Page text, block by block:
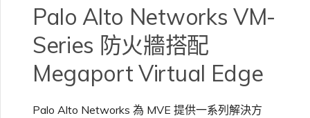
設定 Megaport 帳戶 強制多重身分驗證
設定單一登入
Megaport Portal 儀表板
使用 Megaport 解決方案實
現 MPLS 網路現代化
Megaport API 管理連線
IPsec
雲端原生 VPN 加密
訂購本地迴路
Port 備援
遷移 VXC
設定服務金鑰
阿里雲專線接入
AWS Direct Connect
MCR 阿里雲 MCR 連線
AWS Direct Connect
Aviatrix
Cisco SD-WAN
MCR 備援
建立 MCR
路由彙總
設定 BGP 進階設定
規劃部署
建立 MVE
建立 MVE
建立 VXC
建立 MVE 手動建立 MVE
建立 VXC
建立 MVE
建立 VXC
規劃部署
建立 MVE
建立 MVE 建立 SD-WAN MVE
使用 Cisco Meraki 建立 MVE
建立 VXC
建立 MVE
建立 VXC
建立 MVE
建立 VXC
規劃部署
建立 Prisma MVE
建立 MVE
建立 VXC
建立 MVE
建立 VXC
建立 MVE
建立 VXC
設定 IX AMS-IX 連線
France-IX 連線
管理 IX
遷移 IX
關閉 IX
由診斷）
IX 遙測
建立個人檔案
申請連線
監控 MCR
監控 MVE
管理個人檔案
設定電子郵件通知
VXC 定價與合約條款
Megaport Internet 定價與合
指派財務角色
更新帳單資訊
管理使用者
建立 Port
建立 Megaport Terraform
Provider 設定檔
Provider 建立和管理服務
容量錯誤
Port 與 VXC Port 或 VXC 封包遺失
吞吐量與效能
MCR BGP 工作階段中斷
其他 MCR 問題
SD-WAN 管理連線
IX BGP 工作階段中斷
支援請求入口網站
瞭解支援請求
Palo Alto Networks VM-
Series 防火牆搭配
Megaport Virtual Edge
Palo Alto Networks 為 MVE 提供一系列解決方